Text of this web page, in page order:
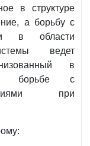
в структуре
а борьбу с
в области
ведет
в
борьбе с
при